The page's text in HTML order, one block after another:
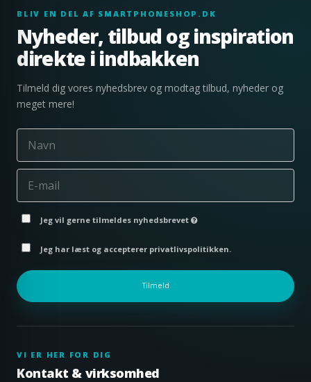
BLIV EN DEL AF SMARTPHONESHOP.DK
Nyheder, tilbud og inspiration
direkte i indbakken
Tilmeld dig vores nyhedsbrev og modtag tilbud, nyheder og
meget mere!
Jeg vil gerne tilmeldes nyhedsbrevet
Jeg har læst og accepterer privatlivspolitikken.
Tilmeld
VI ER HER FOR DIG
Kontakt & virksomhed